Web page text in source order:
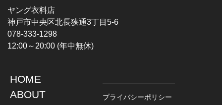
HARDCORE / PUNK
PROGLESSIVE ROCK
POPS
SOUL / R&B
CHAMPION
TOPS
L / S SHIRT
JACKET
DENIM
ヤング衣料店
神戸市中央区北長狭通3丁目5-6
078-333-1298
12:00～20:00 (年中無休)
HOME
ABOUT
プライバシーポリシー